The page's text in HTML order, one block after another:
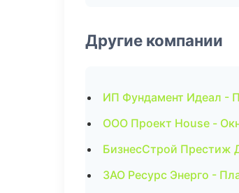
Другие компании
ИП Фундамент Идеал -
ООО Проект House -
БизнесСтрой Престиж
ЗАО Ресурс Энерго -